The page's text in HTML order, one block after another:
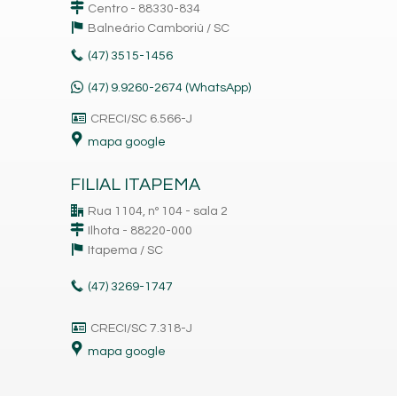
Centro - 88330-834
Balneário Camboriú / SC
(47) 3515-1456
(47) 9.9260-2674 (WhatsApp)
CRECI/SC 6.566-J
mapa google
FILIAL ITAPEMA
Rua 1104, nº 104 - sala 2
Ilhota - 88220-000
Itapema / SC
(47) 3269-1747
CRECI/SC 7.318-J
mapa google